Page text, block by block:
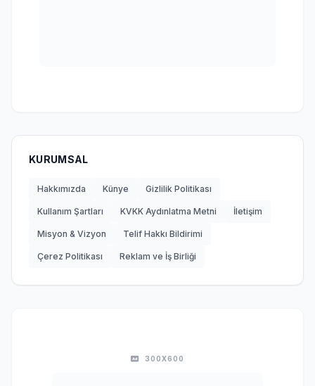
KURUMSAL
Hakkımızda Künye Gizlilik Politikası
Kullanım Şartları KVKK Aydınlatma Metni İletişim
Misyon & Vizyon Telif Hakkı Bildirimi
Çerez Politikası Reklam ve İş Birliği
300X600